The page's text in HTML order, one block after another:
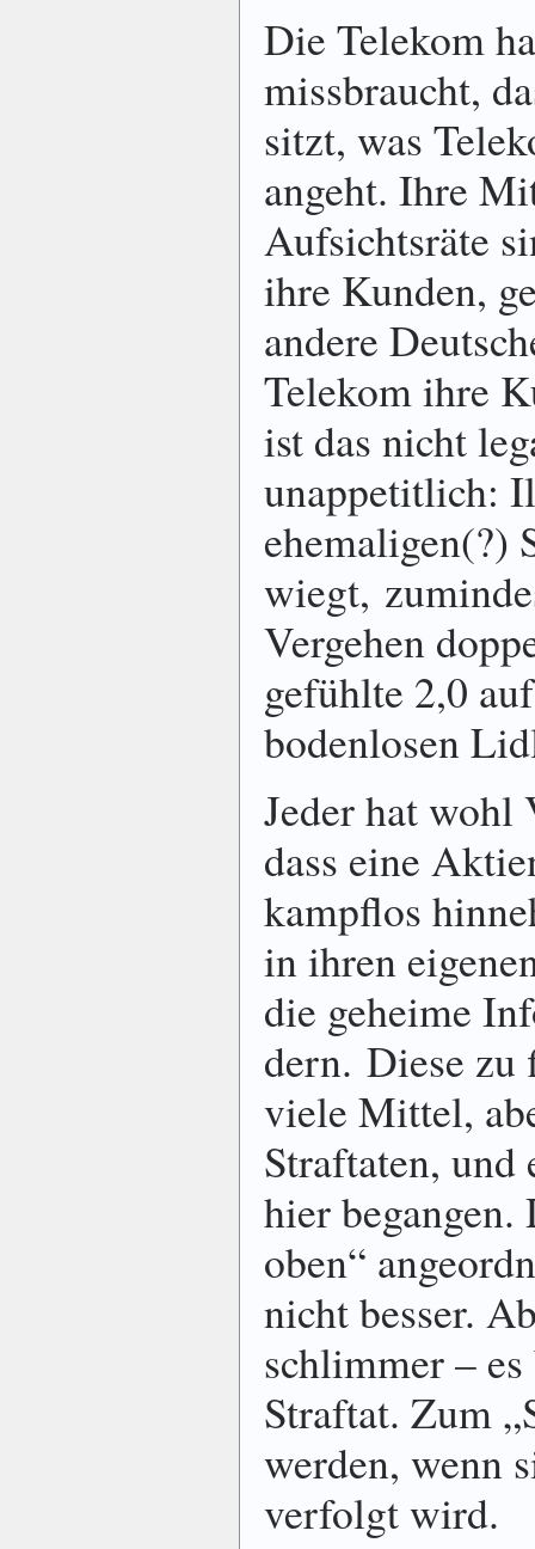
Die Telekom
missbraucht,
sitzt, was
angeht. Ihre
Aufsichtsräte
ihre Kunden,
andere
Telekom ihre
ist das nicht
unappetitlich:
ehemaligen(?)
wiegt,
Vergehen
gefühlte 2,0
bodenlosen
Jeder hat wohl
dass eine
kampflos
in ihren
die geheime
dern. Diese
viele Mittel,
Straftaten, und
hier begangen.
oben“
nicht besser.
schlimmer –
Straftat. Zum
werden, wenn
verfolgt wird.